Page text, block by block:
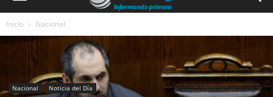
Inicio Nacional
Nacional Noticia del Día